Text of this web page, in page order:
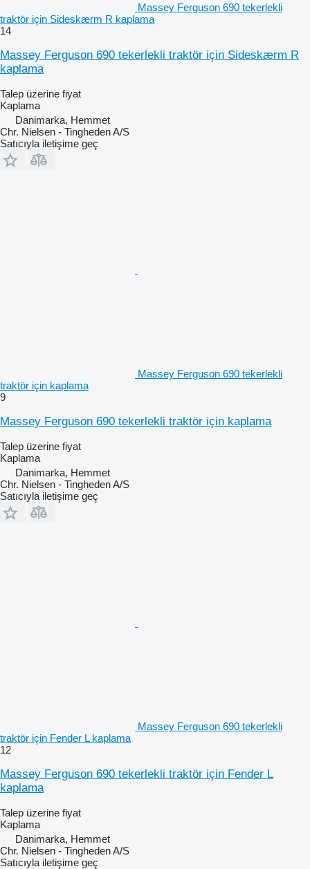
Massey Ferguson 690 tekerlekli
traktör için Sideskærm R kaplama
14
Massey Ferguson 690 tekerlekli traktör için Sideskærm R
kaplama
Talep üzerine fiyat
Kaplama
Danimarka, Hemmet
Chr. Nielsen - Tingheden A/S
Satıcıyla iletişime geç
Massey Ferguson 690 tekerlekli
traktör için kaplama
9
Massey Ferguson 690 tekerlekli traktör için kaplama
Talep üzerine fiyat
Kaplama
Danimarka, Hemmet
Chr. Nielsen - Tingheden A/S
Satıcıyla iletişime geç
Massey Ferguson 690 tekerlekli
traktör için Fender L kaplama
12
Massey Ferguson 690 tekerlekli traktör için Fender L
kaplama
Talep üzerine fiyat
Kaplama
Danimarka, Hemmet
Chr. Nielsen - Tingheden A/S
Satıcıyla iletişime geç